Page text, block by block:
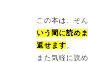
この本は、そ
いう間に読め
返せます​。
また気軽に読